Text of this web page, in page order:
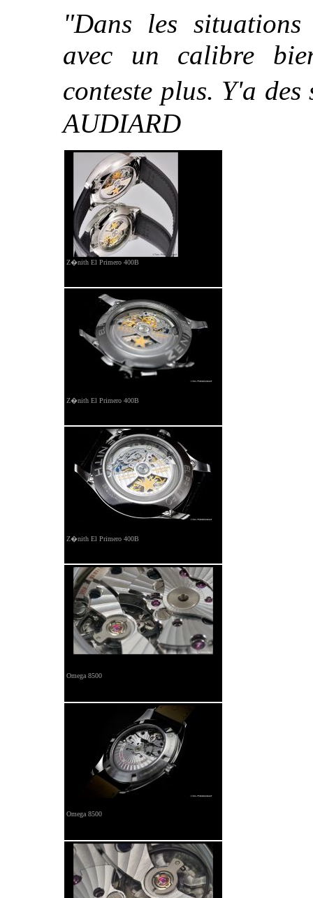
"Dans les
avec un calibre
conteste plus. Y'a
AUDIARD
Z�nith El Primero 400B
Z�nith El Primero 400B
Z�nith El Primero 400B
Omega 8500
Omega 8500